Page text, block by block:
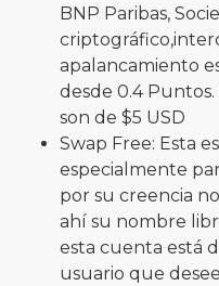
BNP Paribas,
apalancamiento
desde 0.4 Puntos.
son de $5 USD
Swap Free: Esta
especialmente
por su creencia
ahí su nombre
esta cuenta está
usuario que